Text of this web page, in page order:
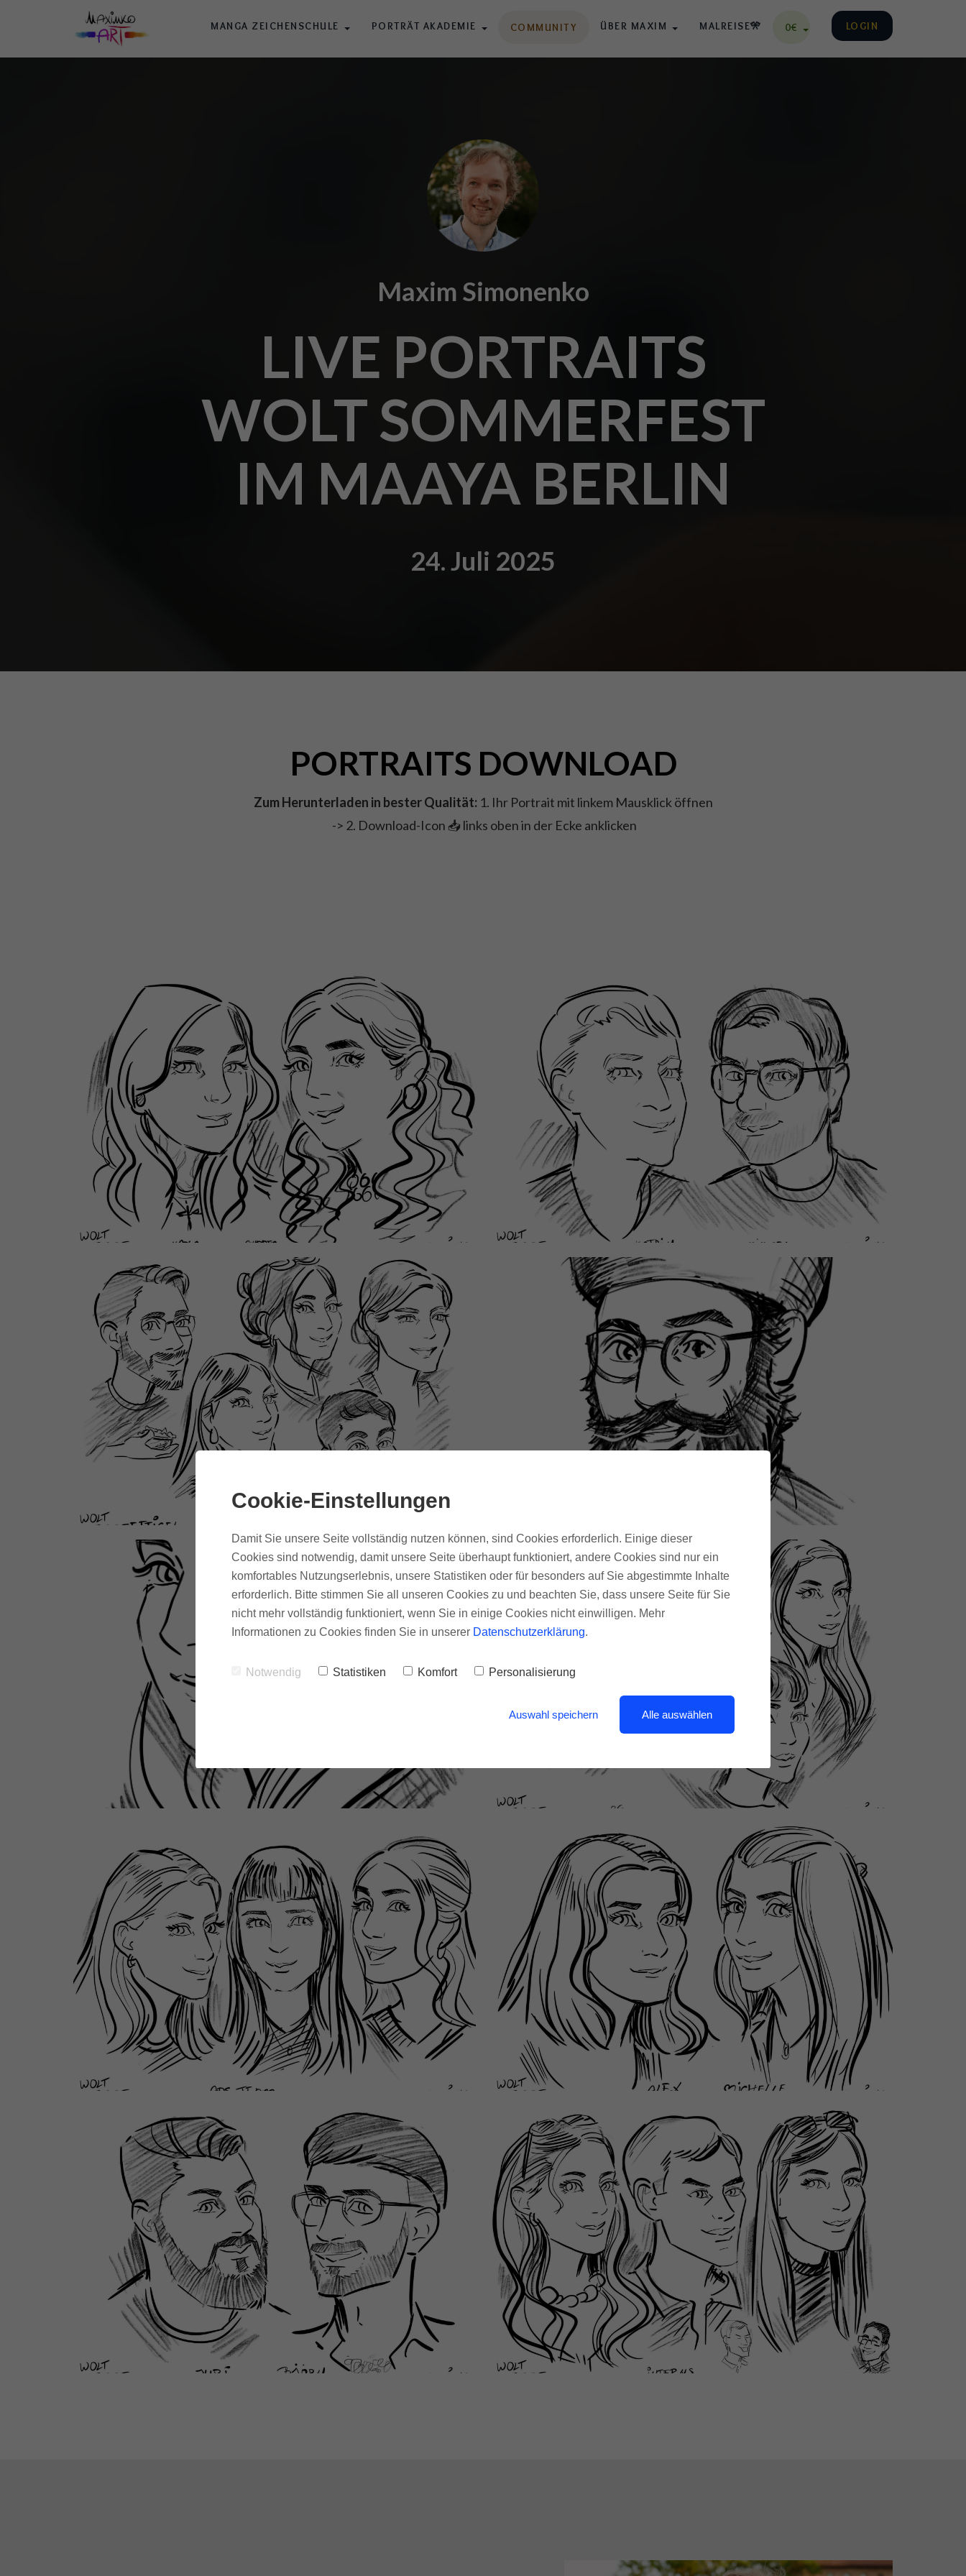
MANGA ZEICHENSCHULE PORTRÄT AKADEMIE COMMUNITY ÜBER MAXIM MALREISE🎌 0€ LOGIN
Maxim Simonenko
LIVE PORTRAITS
WOLT SOMMERFEST
IM MAAYA BERLIN
24. Juli 2025
PORTRAITS DOWNLOAD
Zum Herunterladen in bester Qualität: 1. Ihr Portrait mit linkem Mausklick öffnen
-> 2. Download-Icon 📥 links oben in der Ecke anklicken
Cookie-Einstellungen
Damit Sie unsere Seite vollständig nutzen können, sind Cookies erforderlich. Einige dieser
Cookies sind notwendig, damit unsere Seite überhaupt funktioniert, andere Cookies sind nur ein
komfortables Nutzungserlebnis, unsere Statistiken oder für besonders auf Sie abgestimmte Inhalte
erforderlich. Bitte stimmen Sie all unseren Cookies zu und beachten Sie, dass unsere Seite für Sie
nicht mehr vollständig funktioniert, wenn Sie in einige Cookies nicht einwilligen. Mehr
Informationen zu Cookies finden Sie in unserer Datenschutzerklärung.
Notwendig Statistiken Komfort Personalisierung
Auswahl speichern Alle auswählen